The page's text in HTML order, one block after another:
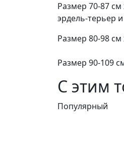
Размер 70-87
эрдель-терьер
Размер 80-98
Размер 90-109
С этим
Популярный